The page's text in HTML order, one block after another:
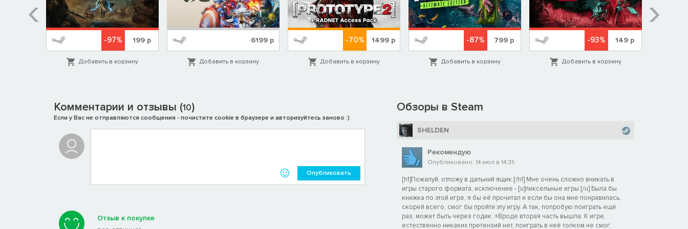
-97% 199р
Добавить в корзину
6199 р
Добавить в корзину
-70% 1499р
Добавить в корзину
-87% 799 р
Добавить в корзину
-93% 149 р
Добавить в корзину
Комментарии и отзывы (10)
Если у Вас не отправляются сообщения - почистите cookie в браузере и авторизуйтесь заново :)
Опубликовать
Отзыв к покупке
Обзоры в Steam
SHELDEN
Рекомендую
Опубликовано: 14 июл в 14:35
[h1]Пожалуй, отложу в дальний ящик.[/h1] Мне очень сложно вникать в
игры старого формата, исключение - [u]пиксельные игры.[/u] Была бы
книжка по этой игре, я бы её прочитал и если бы она мне понравилась,
скорей всего, смог бы пройти эту игру. А так, попробую поиграть ещё
раз, может быть через годик. +Вроде вторая часть вышла. К игре,
естественно никаких претензий нет, поиграть в неё толком не смог.